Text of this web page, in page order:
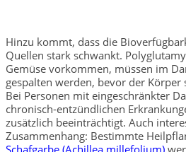
Hinzu kommt, dass die
Quellen stark schwankt.
Gemüse vorkommen, müssen im
gespalten werden, bevor der Körper
Bei Personen mit eingeschränkter
chronisch-entzündlichen
zusätzlich beeinträchtigt. Auch
Zusammenhang: Bestimmte
Schafgarbe (Achillea millefolium)